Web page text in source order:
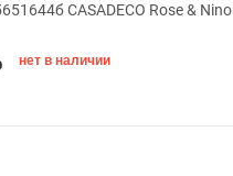
CASADECO Rose & Nino
нет в наличии